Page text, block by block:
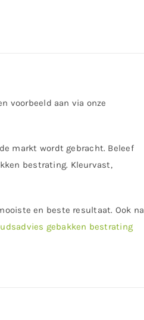
voorbeeld aan via onze
markt wordt gebracht. Beleef
bestrating. Kleurvast,
en beste resultaat. Ook na
gebakken bestrating